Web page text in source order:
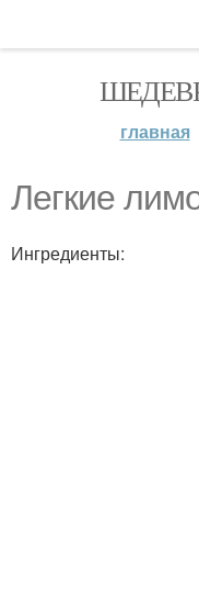
главная
Легкие
Ингредиенты: